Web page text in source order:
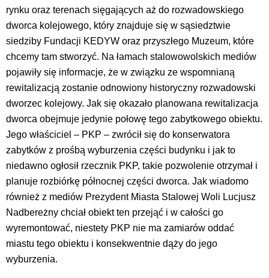
rynku oraz terenach sięgających aż do rozwadowskiego
dworca kolejowego, który znajduje się w sąsiedztwie
siedziby Fundacji KEDYW oraz przyszłego Muzeum, które
chcemy tam stworzyć. Na łamach stalowowolskich mediów
pojawiły się informacje, że w związku ze wspomnianą
rewitalizacją zostanie odnowiony historyczny rozwadowski
dworzec kolejowy. Jak się okazało planowana rewitalizacja
dworca obejmuje jedynie połowę tego zabytkowego obiektu.
Jego właściciel – PKP – zwrócił się do konserwatora
zabytków z prośbą wyburzenia części budynku i jak to
niedawno ogłosił rzecznik PKP, takie pozwolenie otrzymał i
planuje rozbiórkę północnej części dworca. Jak wiadomo
również z mediów Prezydent Miasta Stalowej Woli Lucjusz
Nadbereżny chciał obiekt ten przejąć i w całości go
wyremontować, niestety PKP nie ma zamiarów oddać
miastu tego obiektu i konsekwentnie dąży do jego
wyburzenia.